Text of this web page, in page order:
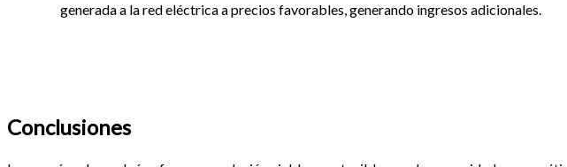
generada a la red eléctrica a precios favorables, generando ingresos adicionales.
Conclusiones